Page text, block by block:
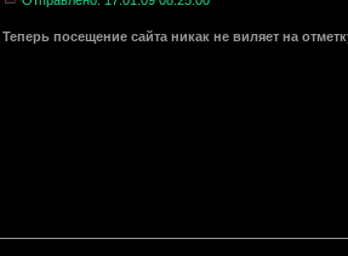
Теперь посещение сайта никак не виляет на